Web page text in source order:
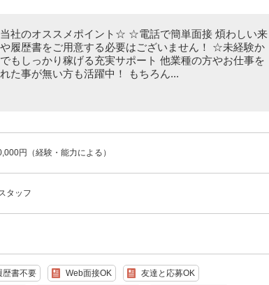
社のオススメポイント☆ ☆電話で簡単面接 煩わしい来
履歴書をご用意する必要はございません！ ☆未経験か
もしっかり稼げる充実サポート 他業種の方やお仕事を
た事が無い方も活躍中！ もちろん...
円（経験・能力による）
タッフ
歴書不要 Web面接OK 友達と応募OK